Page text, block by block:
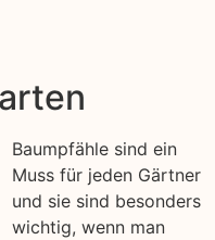
Baumpfähle sind ein
Muss für jeden Gärtner
und sie sind besonders
wichtig, wenn man